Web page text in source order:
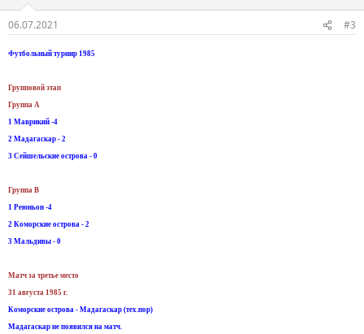
06.07.2021 #3
Футбольный турнир 1985
Групповой этап
Группа А
1 Маврикий -4
2 Мадагаскар - 2
3 Сейшельские острова - 0
Группа B
1 Реюньон -4
2 Коморские острова - 2
3 Мальдивы - 0
Матч за третье место
31 августа 1985 г.
Коморские острова - Мадагаскар (тех.пор)
Мадагаскар не появился на матч.